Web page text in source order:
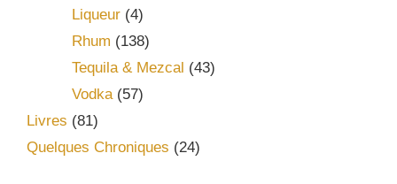
Liqueur (4)
Rhum (138)
Tequila & Mezcal (43)
Vodka(57)
Livres (81)
Quelques Chroniques (24)